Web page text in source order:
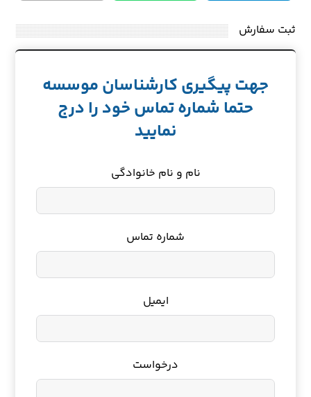
ثبت سفارش
جهت پیگیری کارشناسان موسسه
حتما شماره تماس خود را درج
نمایید
نام و نام خانوادگی
شماره تماس
ایمیل
درخواست